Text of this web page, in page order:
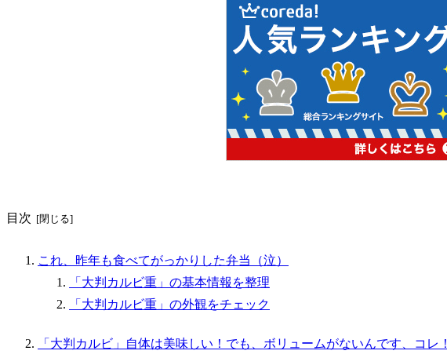
目次
これ、昨年も食べてがっかりした弁当（泣）
「大判カルビ重」の基本情報を整理
「大判カルビ重」の外観をチェック
「大判カルビ」自体は美味しい！でも、ボリュームがないんです、コレ！